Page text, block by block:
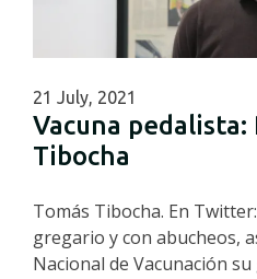
21 July, 2021
Vacuna pedalista:
Tibocha
Tomás Tibocha. En
gregario y con abucheos,
Nacional de Vacunación